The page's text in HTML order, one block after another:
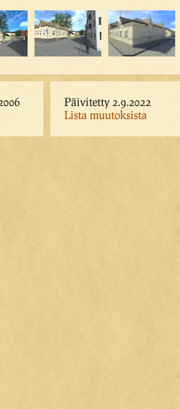
Päivitetty 2.9.2022
Lista muutoksista